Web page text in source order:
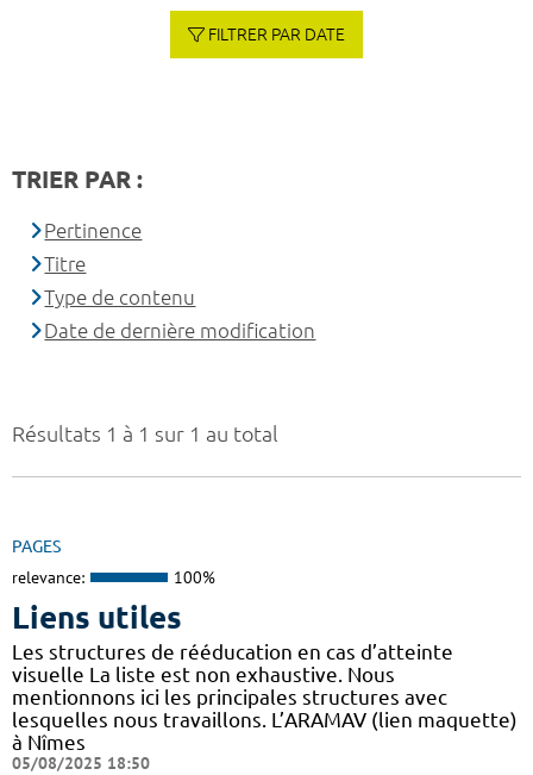
Résultats 1 à 1 sur 1 au total
PAGES
relevance: 100%
Liens utiles
Les structures de rééducation en cas d’atteinte
visuelle La liste est non exhaustive. Nous
mentionnons ici les principales structures avec
lesquelles nous travaillons. L’ARAMAV (lien maquette)
à Nîmes
05/08/2025 18:50
FILTRER PAR DATE
TRIER PAR :
Pertinence
Titre
Type de contenu
Date de dernière modification